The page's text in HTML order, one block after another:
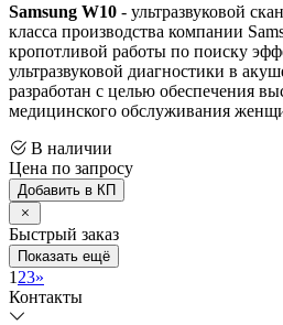
Samsung W10 - ультразвуковой
класса производства компании
кропотливой работы по поиску
ультразвуковой диагностики в
разработан с целью обеспечения
медицинского обслуживания
В наличии
Цена по запросу
Добавить в КП
Быстрый заказ
Показать ещё
1 23»
Контакты